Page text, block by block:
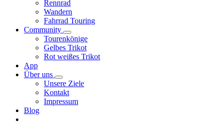
Rennrad
Wandern
Fahrrad Touring
Community
Tourenkönige
Gelbes Trikot
Rot weißes Trikot
App
Über uns
Unsere Ziele
Kontakt
Impressum
Blog